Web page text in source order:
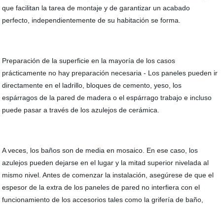
que facilitan la tarea de montaje y de garantizar un acabado
perfecto, independientemente de su habitación se forma.
Preparación de la superficie en la mayoría de los casos
prácticamente no hay preparación necesaria - Los paneles pueden ir
directamente en el ladrillo, bloques de cemento, yeso, los
espárragos de la pared de madera o el espárrago trabajo e incluso
puede pasar a través de los azulejos de cerámica.
A veces, los baños son de media en mosaico. En ese caso, los
azulejos pueden dejarse en el lugar y la mitad superior nivelada al
mismo nivel. Antes de comenzar la instalación, asegúrese de que el
espesor de la extra de los paneles de pared no interfiera con el
funcionamiento de los accesorios tales como la grifería de baño,